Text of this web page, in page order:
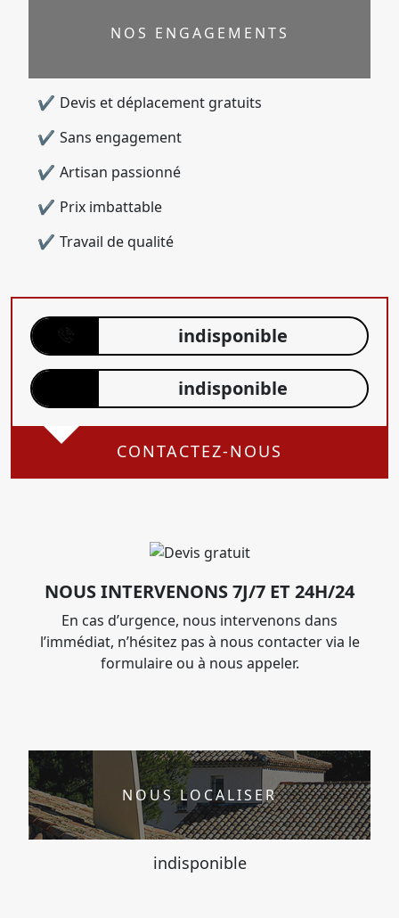
NOS ENGAGEMENTS
Devis et déplacement gratuits
Sans engagement
Artisan passionné
Prix imbattable
Travail de qualité
indisponible
indisponible
CONTACTEZ-NOUS
NOUS INTERVENONS 7J/7 ET 24H/24
En cas d’urgence, nous intervenons dans
l’immédiat, n’hésitez pas à nous contacter via le
formulaire ou à nous appeler.
NOUS LOCALISER
indisponible